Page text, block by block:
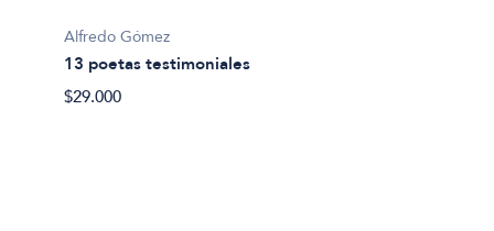
Alfredo Gómez
13 poetas testimoniales
$29.000